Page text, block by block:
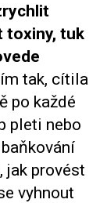
toxiny, tuk
tak, cítila
po každé
pleti nebo
jak provést
vyhnout